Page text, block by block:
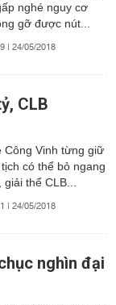
nghé nguy cơ
gỡ được nút...
| 24/05/2018
CLB
Công Vinh từng giữ
có thể bỏ ngang
thể CLB...
| 24/05/2018
nghìn đại